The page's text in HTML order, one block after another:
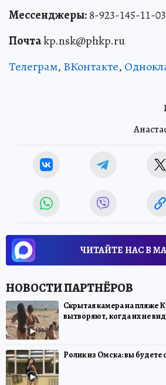
Мессенджеры:8-923-145-11-03
Почтаkp.nsk@phkp.ru
Телеграм, ВКонтакте,
ЧИТАЙТЕ НАС В
Скрытая камера на пляже
вытворяют, когда их не
Ролик из Омска: вы будете